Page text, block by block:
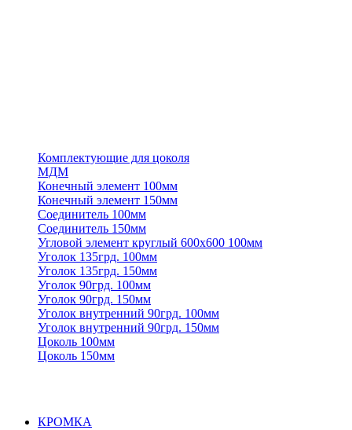
Комплектующие для цоколя
МДМ
Конечный элемент 100мм
Конечный элемент 150мм
Соединитель 100мм
Соединитель 150мм
Угловой элемент круглый 600х600 100мм
Уголок 135грд. 100мм
Уголок 135грд. 150мм
Уголок 90грд. 100мм
Уголок 90грд. 150мм
Уголок внутренний 90грд. 100мм
Уголок внутренний 90грд. 150мм
Цоколь 100мм
Цоколь 150мм
КРОМКА